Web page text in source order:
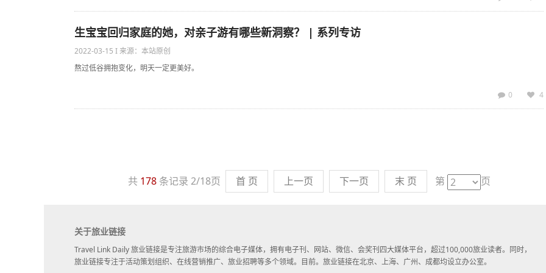
生宝宝回归家庭的她，对亲子游有哪些新洞察？ | 系列专访
2022-03-15 I 来源：本站原创
熬过低谷拥抱变化，明天一定更美好。
0 4
共 178条记录 2/18页 首 页 上一页 下一页 末 页 第 页
关于旅业链接
Travel Link Daily 旅业链接是专注旅游市场的综合电子媒体，拥有电子刊、网站、微信、会奖刊四大媒体平台，超过100,000旅业读者。同时，
旅业链接专注于活动策划组织、在线营销推广、旅业招聘等多个领域。目前。旅业链接在北京、上海、广州、成都均设立办公室。